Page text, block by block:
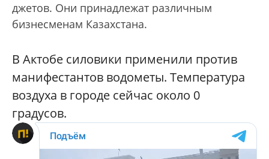
джетов. Они принадлежат различным
бизнесменам Казахстана.
В Актобе силовики применили против
манифестантов водометы. Температура
воздуха в городе сейчас около 0
градусов.